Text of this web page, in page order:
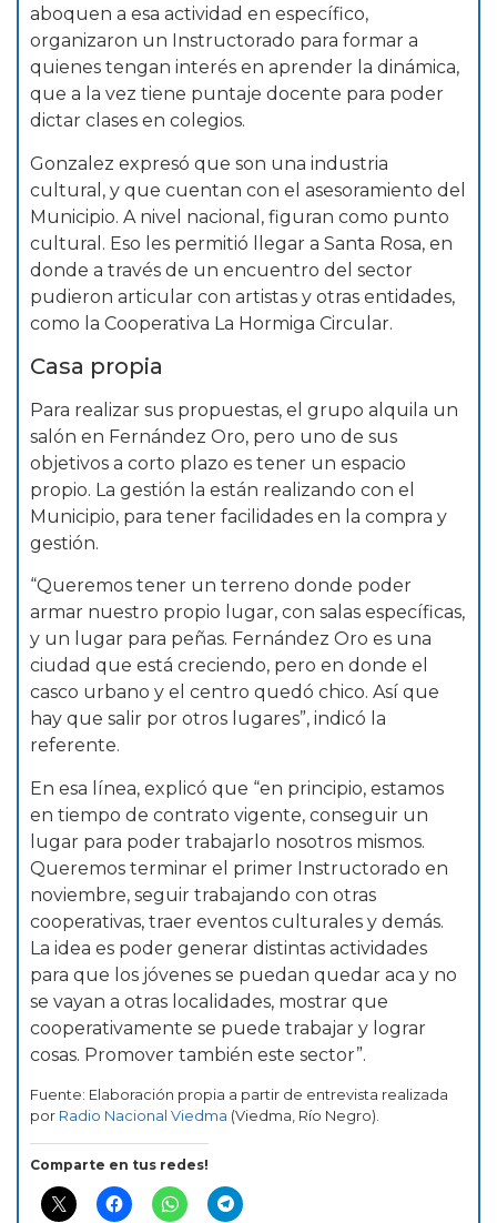
aboquen a esa actividad en específico,
organizaron un Instructorado para formar a
quienes tengan interés en aprender la dinámica,
que a la vez tiene puntaje docente para poder
dictar clases en colegios.
Gonzalez expresó que son una industria
cultural, y que cuentan con el asesoramiento del
Municipio. A nivel nacional, figuran como punto
cultural. Eso les permitió llegar a Santa Rosa, en
donde a través de un encuentro del sector
pudieron articular con artistas y otras entidades,
como la Cooperativa La Hormiga Circular.
Casa propia
Para realizar sus propuestas, el grupo alquila un
salón en Fernández Oro, pero uno de sus
objetivos a corto plazo es tener un espacio
propio. La gestión la están realizando con el
Municipio, para tener facilidades en la compra y
gestión.
“Queremos tener un terreno donde poder
armar nuestro propio lugar, con salas específicas,
y un lugar para peñas. Fernández Oro es una
ciudad que está creciendo, pero en donde el
casco urbano y el centro quedó chico. Así que
hay que salir por otros lugares”, indicó la
referente.
En esa línea, explicó que “en principio, estamos
en tiempo de contrato vigente, conseguir un
lugar para poder trabajarlo nosotros mismos.
Queremos terminar el primer Instructorado en
noviembre, seguir trabajando con otras
cooperativas, traer eventos culturales y demás.
La idea es poder generar distintas actividades
para que los jóvenes se puedan quedar aca y no
se vayan a otras localidades, mostrar que
cooperativamente se puede trabajar y lograr
cosas. Promover también este sector”.
Fuente: Elaboración propia a partir de entrevista realizada
por Radio Nacional Viedma (Viedma, Río Negro).
Comparte en tus redes!